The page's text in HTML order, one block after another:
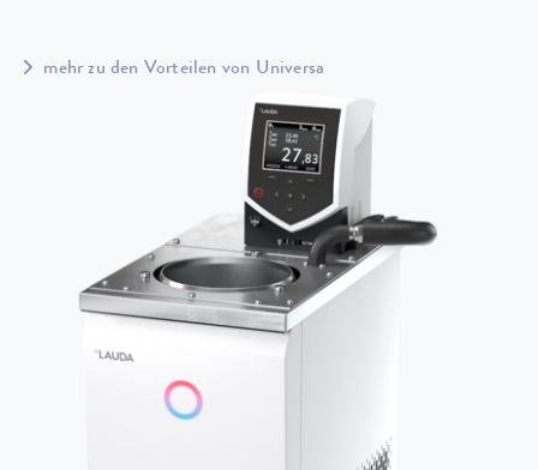
mehr zu den Vorteilen von Universa